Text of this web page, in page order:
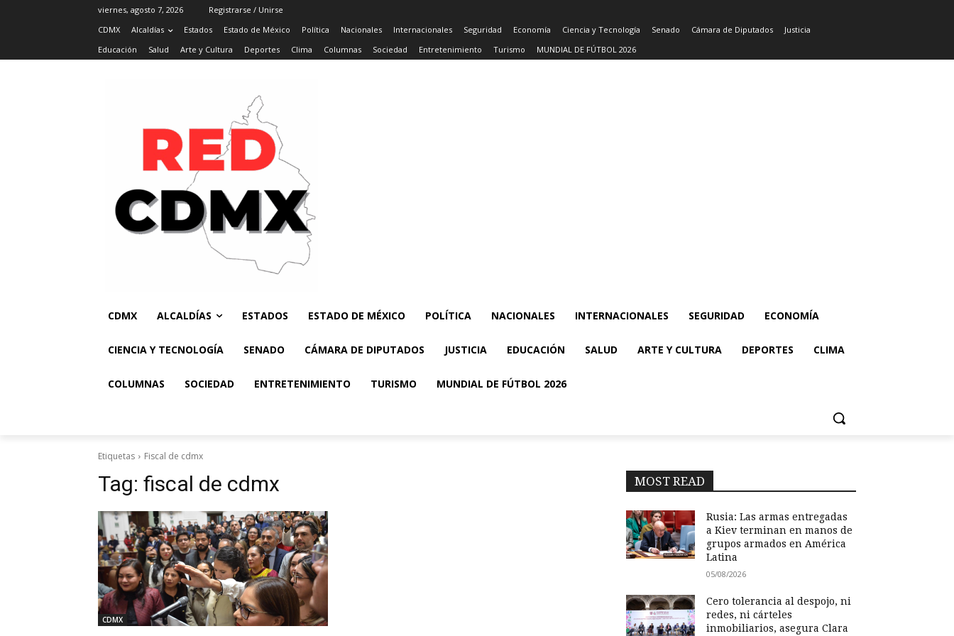
viernes, agosto 7, 2026
Registrarse / Unirse
CDMX
Alcaldías Estados Estado de México Política Nacionales Internacionales Seguridad Economía Ciencia y Tecnología Senado Cámara de Diputados
Justicia
Educación
Salud Arte y Cultura Deportes Clima Columnas Sociedad Entretenimiento Turismo MUNDIAL DE FÚTBOL 2026
CDMX ALCALDÍAS ESTADOS ESTADO DE MÉXICO POLÍTICA NACIONALES INTERNACIONALES SEGURIDAD ECONOMÍA
CIENCIA Y TECNOLOGÍA SENADO CÁMARA DE DIPUTADOS JUSTICIA EDUCACIÓN SALUD ARTE Y CULTURA DEPORTES CLIMA
COLUMNAS SOCIEDAD ENTRETENIMIENTO TURISMO MUNDIAL DE FÚTBOL 2026
Etiquetas Fiscal de cdmx
Tag: fiscal de cdmx
CDMX
MOST READ
Rusia: Las armas entregadas
a Kiev terminan en manos de
grupos armados en América
Latina
05/08/2026
Cero tolerancia al despojo, ni
redes, ni cárteles
inmobiliarios, asegura Clara